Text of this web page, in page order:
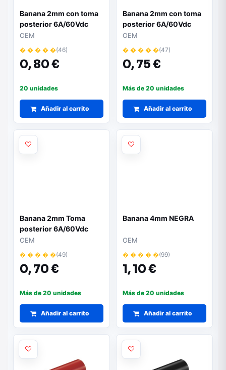
Banana 2mm con toma
posterior 6A/60Vdc
color AMARILLO
OEM
� � � � �(46)
0,80 €
20 unidades
Añadir al carrito
Banana 2mm con toma
posterior 6A/60Vdc
color AZUL
OEM
� � � � �(47)
0,75 €
Más de 20 unidades
Añadir al carrito
Banana 2mm Toma
posterior 6A/60Vdc
ROJO
OEM
� � � � �(49)
0,70 €
Más de 20 unidades
Añadir al carrito
Banana 4mm NEGRA
OEM
� � � � �(99)
1,10 €
Más de 20 unidades
Añadir al carrito